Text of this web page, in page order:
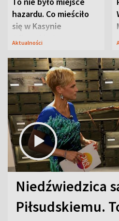
hazardu. Co mieściło
się w Kasynie
Oficerskim?
Aktualności
Niedźwiedzica
Piłsudskiemu.